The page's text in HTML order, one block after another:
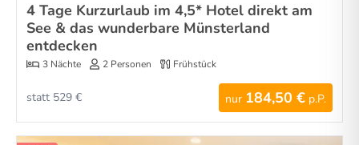
4 Tage Kurzurlaub im 4,5* Hotel direkt am
See & das wunderbare Münsterland
entdecken
3 Nächte 2 Personen Frühstück
nur 184,50 € p.P.
statt 529 €